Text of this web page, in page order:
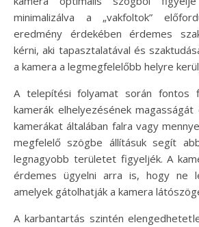
minimalizálva a „vakfoltok”
eredmény érdekében érdemes
kérni, aki tapasztalatával és
a kamera a legmegfelelőbb helyre
A telepítési folyamat során fontos
kamerák elhelyezésének
kamerákat általában falra vagy
megfelelő szögbe állításuk segít
legnagyobb területet figyeljék. A
érdemes ügyelni arra is, hogy ne
amelyek gátolhatják a kamera
A karbantartás szintén